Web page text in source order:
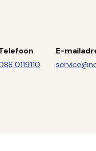
0119110
E-